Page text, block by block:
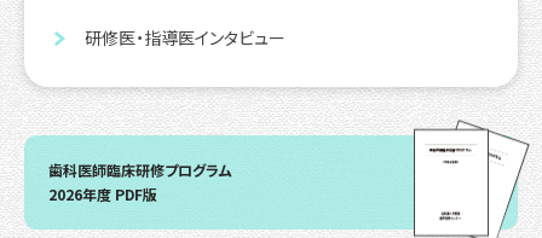
研修医・指導医インタビュー
歯科医師臨床研修プログラム
2026年度 PDF版